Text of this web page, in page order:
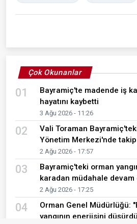
Çok Okunanlar
01
Bayramiç'te madende iş
hayatını kaybetti
3 Ağu 2026 - 11:26
02
Vali Toraman Bayramiç'teki
Yönetim Merkezi'nde
2 Ağu 2026 - 17:57
03
Bayramiç'teki orman
karadan müdahale devam
2 Ağu 2026 - 17:25
04
Orman Genel Müdürlüğü:
yangının enerjisini